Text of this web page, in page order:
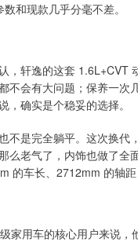
和现款几乎分毫不差。
，轩逸的这套 1.6L+CVT
不会有大问题；保养一次
，确实是个稳妥的选择。
不是完全躺平。这次换代
么老气了，内饰也做了全
的车长、2712mm 的轴
家用车的核心用户来说，